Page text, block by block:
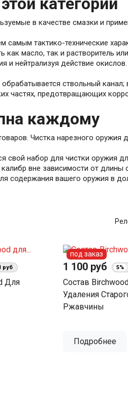
в качестве смазки и
тактико-технические
масло, так и растворитель или
и нейтрализуя действие
ствольный канал;
частях, предотвращающих
каждому
Чистка нарезного оружия
свой набор для чистки оружия
вне зависимости от длины
содержания вашего оружия в
руб
Для
1 100 руб 5%
Состав
Удаления
Ржавчины
Подробнее
под заказ